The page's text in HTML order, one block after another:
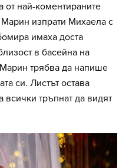
от най-коментираните
Марин изпрати Михаела с
имаха доста
в басейна на
трябва да напише
си. Листът остава
всички тръпнат да видят